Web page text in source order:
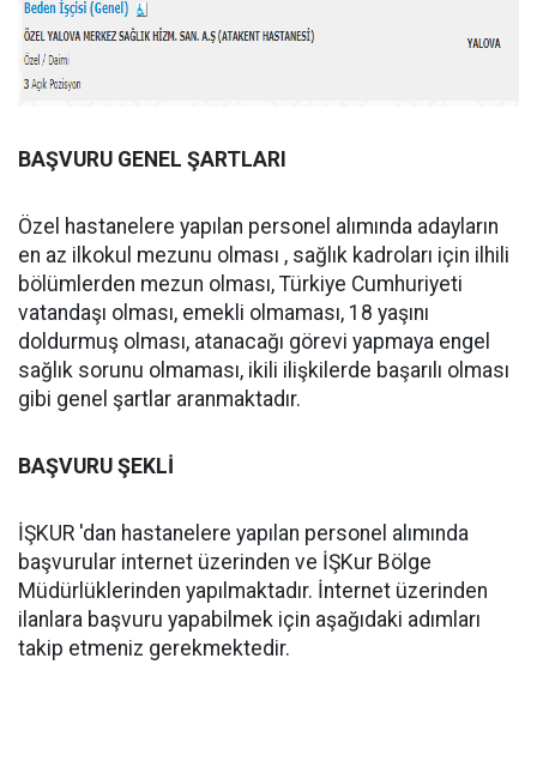
BAŞVURU GENEL ŞARTLARI
Özel hastanelere yapılan personel alımında adayların
en az ilkokul mezunu olması , sağlık kadroları için ilhili
bölümlerden mezun olması, Türkiye Cumhuriyeti
vatandaşı olması, emekli olmaması, 18 yaşını
doldurmuş olması, atanacağı görevi yapmaya engel
sağlık sorunu olmaması, ikili ilişkilerde başarılı olması
gibi genel şartlar aranmaktadır.
BAŞVURU ŞEKLİ
İŞKUR 'dan hastanelere yapılan personel alımında
başvurular internet üzerinden ve İŞKur Bölge
Müdürlüklerinden yapılmaktadır. İnternet üzerinden
ilanlara başvuru yapabilmek için aşağıdaki adımları
takip etmeniz gerekmektedir.